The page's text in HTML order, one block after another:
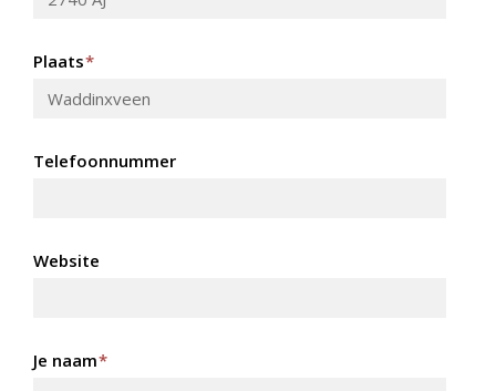
Plaats*
Telefoonnummer
Website
Je naam*